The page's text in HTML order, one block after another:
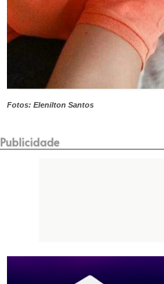
Fotos: Elenilton Santos
Publicidade